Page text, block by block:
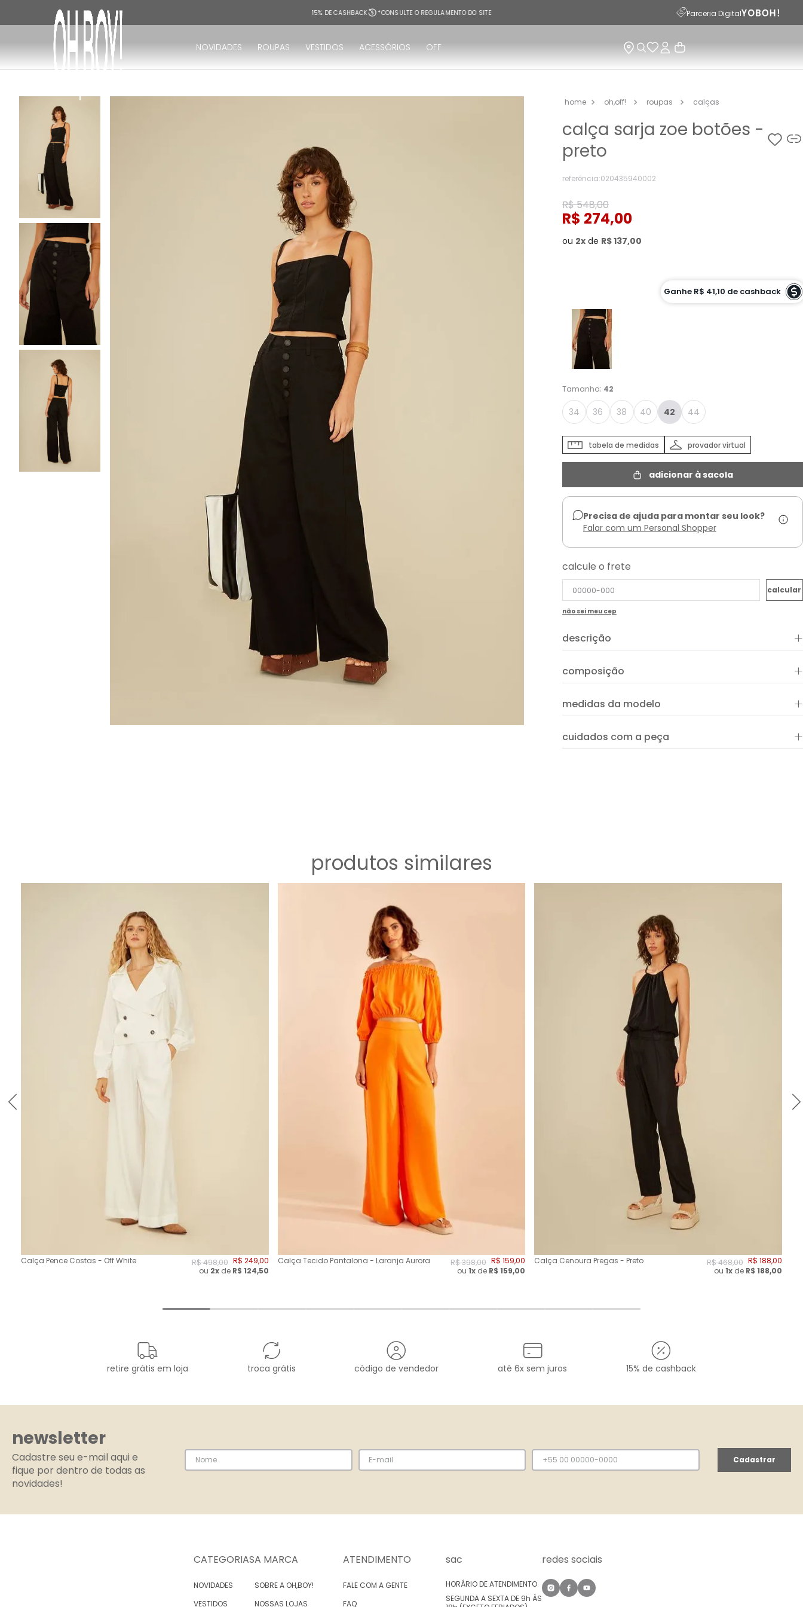
15% DE CASHBACK *CONSULTE O REGULAMENTO DO SITE Parceria Digital
NOVIDADES ROUPAS VESTIDOS ACESSÓRIOS OFF
oh,off! roupas calças
calça sarja zoe botões -
preto
referência:020435940002
R$548,00
R$ 274,00
Ganhe R$ 41,10 de cashback
ou 2 de R$137,00
Tamanho: 42
34 36 38 40 42 44
provador virtual
tabela de medidas
adicionar à sacola
Precisa de ajuda para montar seu look?
Falar com um Personal Shopper
calcule o frete
não sei meu cep
descrição +
conforto para produções modernas. Confeccionada em
sarja encorpada, apresenta modelagem ampla e caimento
com fileira de botões adiciona um toque de personalidade,
enquanto o cós estruturado valoriza a silhueta. Versátil, pode
transitar entre looks casuais ou mais sofisticados,
composição +
medidas da modelo +
cuidados com a peça +
produtos similares
Calça Pence Costas - Off White R$498,00 R$ 249,00
ou 2xde R$ 124,50
Calça Tecido Pantalona - Laranja Aurora R$398,00 R$ 159,00
ou1x de R$159,00
Calça Cenoura Pregas - Preto R$468,00 R$ 188,00
ou 1xde R$ 188,00
retire grátis em loja troca grátis código de vendedor até 6x sem juros 15% de cashback
newsletter
Cadastre seu e-mail aqui e
fique por dentro de todas as
novidades!
Cadastrar
CATEGORIAS
NOVIDADES
VESTIDOS
A MARCA
SOBRE A OH,BOY!
NOSSAS LOJAS
ATENDIMENTO
FALE COM A GENTE
FAQ
sac
HORÁRIO DE ATENDIMENTO
SEGUNDA A SEXTA DE 9h ÀS
redes sociais
TERMOS MAIS BUSCADOS
vestido
vestido longo
3º
blusa
vestido midi
vestido curto
tricot
calça jeans
macacão
10º short